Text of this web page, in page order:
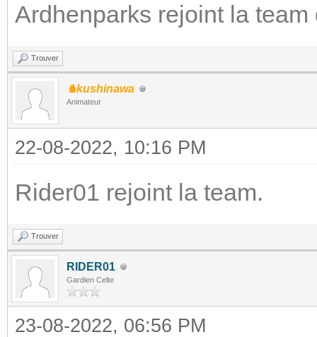
Ardhenparks rejoint la team
Trouver
♞kushinawa
Animateur
22-08-2022, 10:16 PM
Rider01 rejoint la team.
Trouver
RIDER01
Gardien Celte
23-08-2022, 06:56 PM